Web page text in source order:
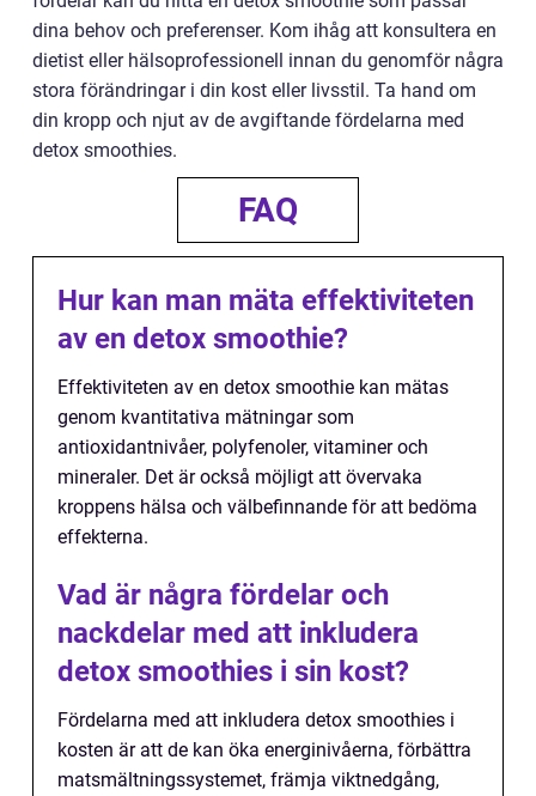
dina behov och preferenser. Kom ihåg att konsultera en
dietist eller hälsoprofessionell innan du genomför några
stora förändringar i din kost eller livsstil. Ta hand om
din kropp och njut av de avgiftande fördelarna med
detox smoothies.
FAQ
Hur kan man mäta effektiviteten
av en detox smoothie?
Effektiviteten av en detox smoothie kan mätas
genom kvantitativa mätningar som
antioxidantnivåer, polyfenoler, vitaminer och
mineraler. Det är också möjligt att övervaka
kroppens hälsa och välbefinnande för att bedöma
effekterna.
Vad är några fördelar och
nackdelar med att inkludera
detox smoothies i sin kost?
Fördelarna med att inkludera detox smoothies i
kosten är att de kan öka energinivåerna, förbättra
matsmältningssystemet, främja viktnedgång,